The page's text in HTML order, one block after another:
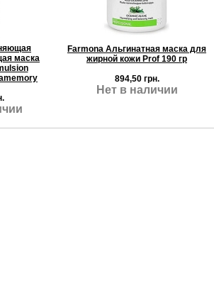
маска
Farmona Альгинатная маска для
жирной кожи Prof 190 гр
894,50 грн.
Нет в наличии